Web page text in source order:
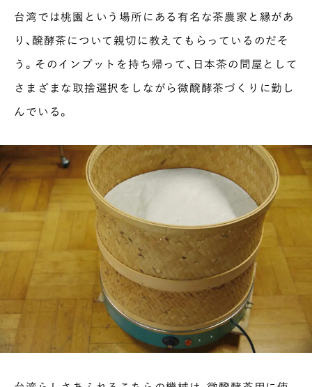
台湾では桃園という場所にある有名な茶農家と縁があ
り、醗酵茶について親切に教えてもらっているのだそ
う。そのインプットを持ち帰って、日本茶の問屋として
さまざまな取捨選択をしながら微醗酵茶づくりに勤し
んでいる。